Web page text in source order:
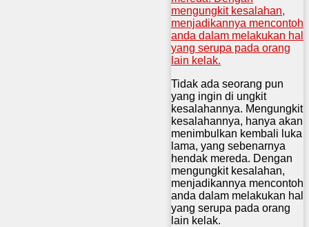
Tidak ada seorang pun
yang ingin di ungkit
kesalahannya. Mengungkit
kesalahannya, hanya akan
menimbulkan kembali luka
lama, yang sebenarnya
hendak mereda. Dengan
mengungkit kesalahan,
menjadikannya mencontoh
anda dalam melakukan hal
yang serupa pada orang
lain kelak.